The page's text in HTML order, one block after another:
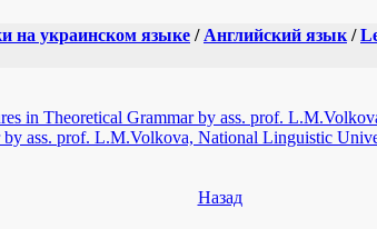
на украинском языке / Английский язык /
in Theoretical Grammar by ass. prof.
by ass. prof. L.M.Volkova, National Linguistic
Назад